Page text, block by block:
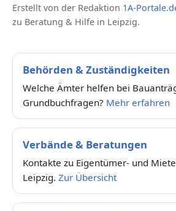
Erstellt von der Redaktion 1A-
zu Beratung & Hilfe in Leipzig.
Behörden & Zuständigkeiten
Welche Ämter helfen bei
Grundbuchfragen? Mehr erfahren
Verbände & Beratungen
Kontakte zu Eigentümer- und
Leipzig. Zur Übersicht